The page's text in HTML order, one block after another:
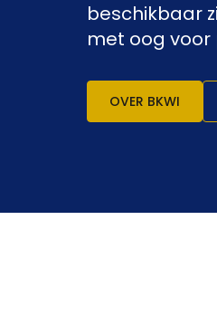
beschikbaar
met oog voor
OVER BKWI